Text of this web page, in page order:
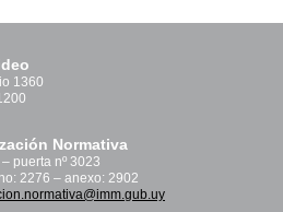
1360
Normativa
puerta nº 3023
2276 – anexo: 2902